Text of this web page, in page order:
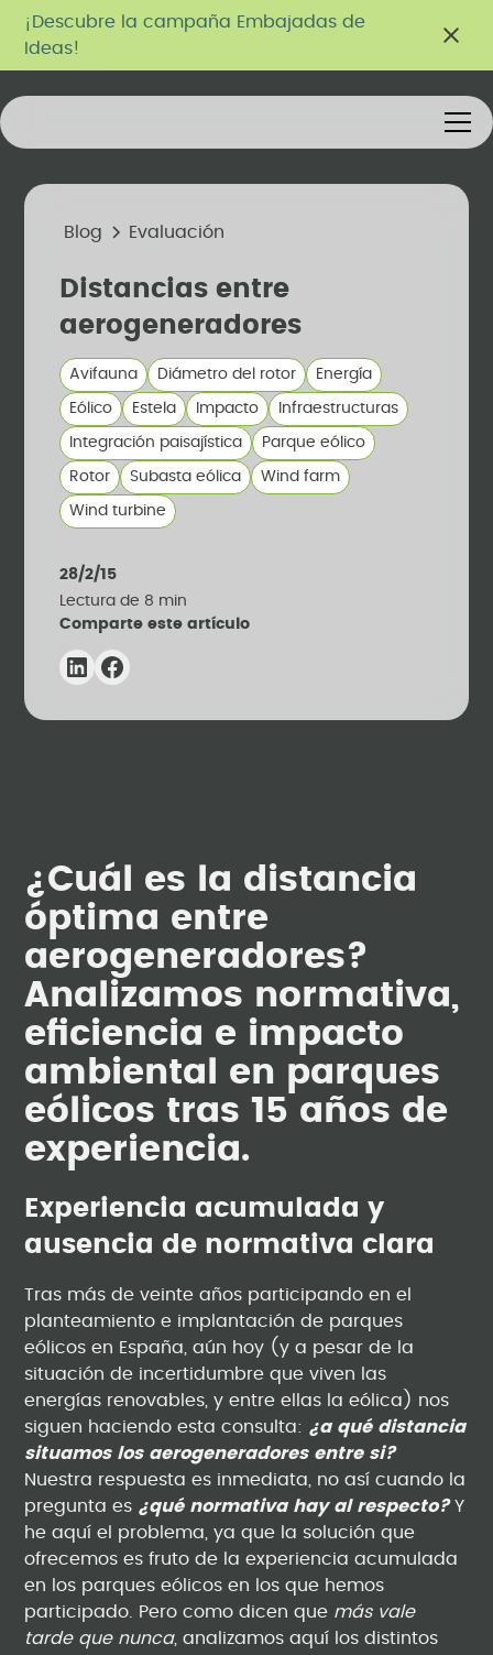
¡Descubre la campaña Embajadas de
Ideas!
Blog Evaluación
Distancias entre
aerogeneradores
Avifauna Diámetro del rotor Energía
Eólico Estela Impacto Infraestructuras
Integración paisajística Parque eólico
Rotor Subasta eólica Wind farm
Wind turbine
28/2/15
Lectura de 8 min
Comparte este artículo
¿Cuál es la distancia
óptima entre
aerogeneradores?
Analizamos normativa,
eficiencia e impacto
ambiental en parques
eólicos tras 15 años de
experiencia.
Experiencia acumulada y
ausencia de normativa clara
Tras más de veinte años participando en el
planteamiento e implantación de parques
eólicos en España, aún hoy (y a pesar de la
situación de incertidumbre que viven las
energías renovables, y entre ellas la eólica) nos
siguen haciendo esta consulta: ¿a qué distancia
situamos los aerogeneradores entre si?
Nuestra respuesta es inmediata, no así cuando la
pregunta es ¿qué normativa hay al respecto? Y
he aquí el problema, ya que la solución que
ofrecemos es fruto de la experiencia acumulada
en los parques eólicos en los que hemos
participado. Pero como dicen que más vale
tarde que nunca, analizamos aquí los distintos